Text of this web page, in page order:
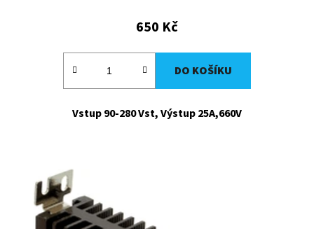
650 Kč
DO KOŠÍKU
Vstup 90-280 Vst, Výstup 25A,660V